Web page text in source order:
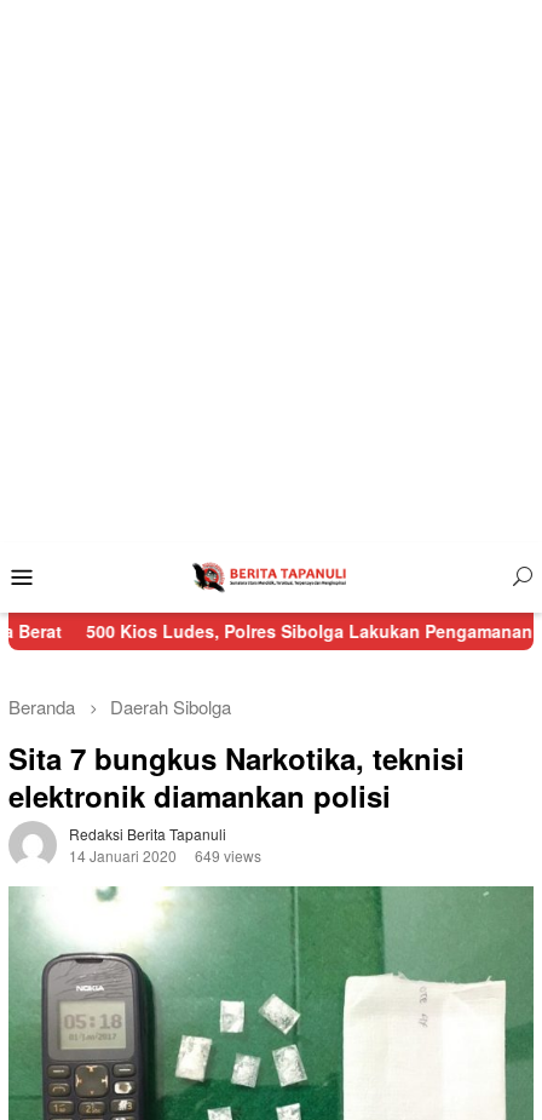
Mobile
Kios Ludes, Polres Sibolga Lakukan Pengamanan Kebakaran
Beranda Daerah Sibolga
Sita 7 bungkus Narkotika, teknisi
elektronik diamankan polisi
Redaksi Berita Tapanuli
14 Januari 2020
649 views